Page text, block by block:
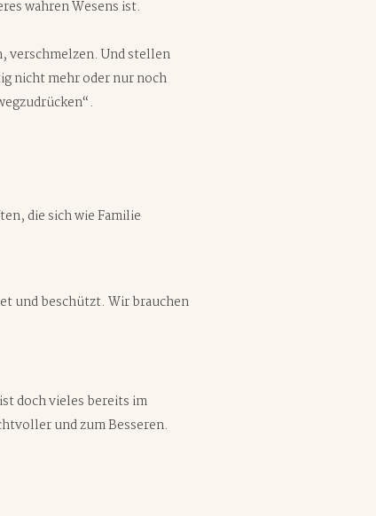
wahren Wesens ist.
verschmelzen. Und stellen
nicht mehr oder nur noch
die sich wie Familie
und beschützt. Wir brauchen
doch vieles bereits im
und zum Besseren.